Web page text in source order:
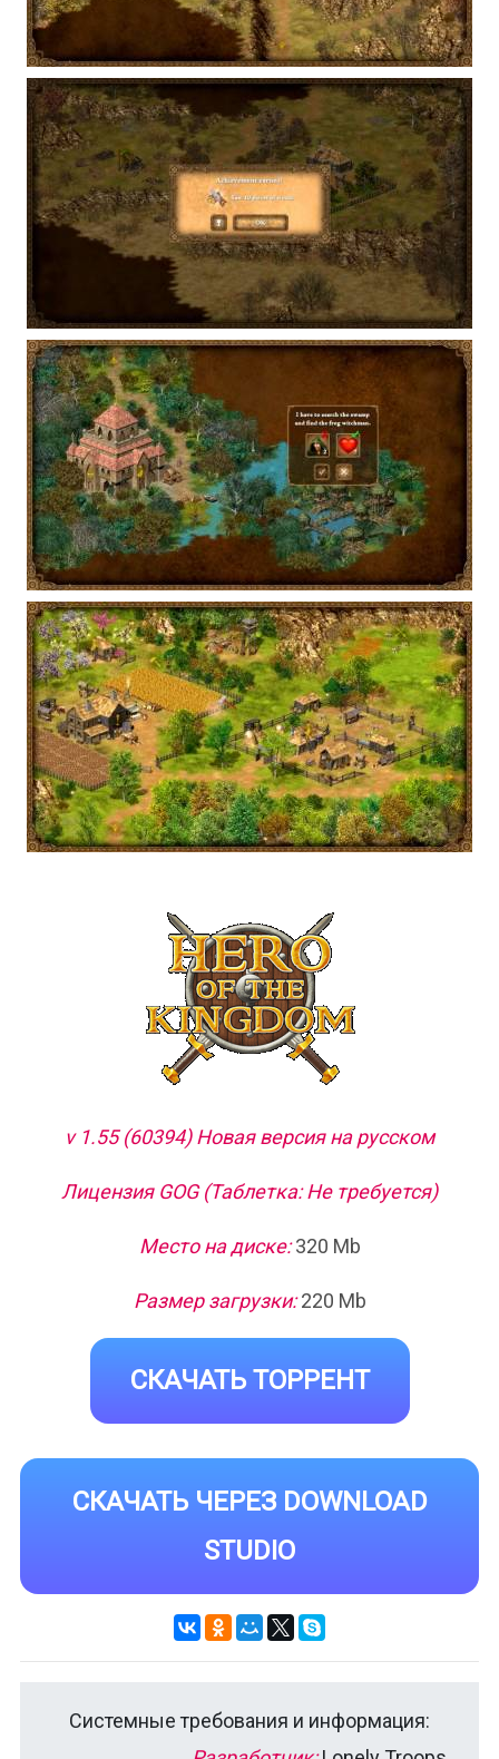
v 1.55 (60394) Новая версия на русском
Лицензия GOG (Таблетка: Не требуется)
Место на диске:320 Mb
Размер загрузки:220 Mb
СКАЧАТЬ ТОРРЕНТ
СКАЧАТЬ ЧЕРЕЗ DOWNLOAD
STUDIO
Системные требования и информация: